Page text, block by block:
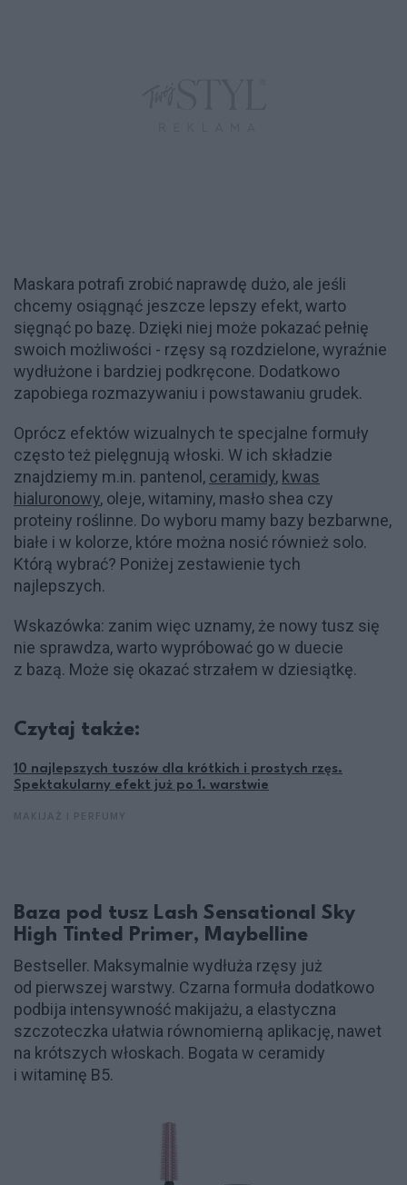
Maskara potrafi zrobić naprawdę dużo, ale jeśli
chcemy osiągnąć jeszcze lepszy efekt, warto
sięgnąć po bazę. Dzięki niej może pokazać pełnię
swoich możliwości - rzęsy są rozdzielone, wyraźnie
wydłużone i bardziej podkręcone. Dodatkowo
zapobiega rozmazywaniu i powstawaniu grudek.
Oprócz efektów wizualnych te specjalne formuły
często też pielęgnują włoski. W ich składzie
znajdziemy m.in. pantenol, ceramidy, kwas
hialuronowy, oleje, witaminy, masło shea czy
proteiny roślinne. Do wyboru mamy bazy bezbarwne,
białe i w kolorze, które można nosić również solo.
Którą wybrać? Poniżej zestawienie tych
najlepszych.
Wskazówka: zanim więc uznamy, że nowy tusz się
nie sprawdza, warto wypróbować go w duecie
z bazą. Może się okazać strzałem w dziesiątkę.
Czytaj także:
10 najlepszych tuszów dla krótkich i prostych rzęs.
Spektakularny efekt już po 1. warstwie
Baza pod tusz Lash Sensational Sky
High Tinted Primer, Maybelline
Bestseller. Maksymalnie wydłuża rzęsy już
od pierwszej warstwy. Czarna formuła dodatkowo
podbija intensywność makijażu, a elastyczna
szczoteczka ułatwia równomierną aplikację, nawet
na krótszych włoskach. Bogata w ceramidy
i witaminę B5.